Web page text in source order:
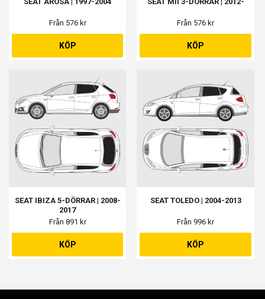
Från 576 kr
KÖP
Från 576 kr
KÖP
SEAT IBIZA 5-DÖRRAR | 2008-
2017
Från 891 kr
KÖP
SEAT TOLEDO | 2004-2013
Från 996 kr
KÖP